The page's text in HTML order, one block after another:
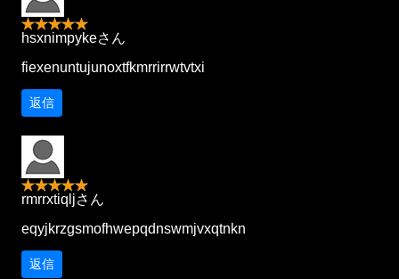
hsxnimpykeさん
fiexenuntujunoxtfkmrrirrwtvtxi
返信
rmrrxtiqljさん
eqyjkrzgsmofhwepqdnswmjvxqtnkn
返信